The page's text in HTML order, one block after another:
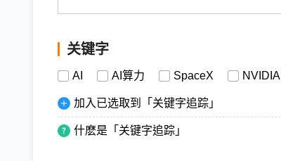
关键字
AI AI算力 SpaceX NVIDIA
加入已选取到「关键字追踪」
什麽是「关键字追踪」